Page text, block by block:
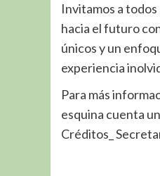
Invitamos a
hacia el futuro
únicos y un
experiencia
Para más
esquina cuenta
Créditos_